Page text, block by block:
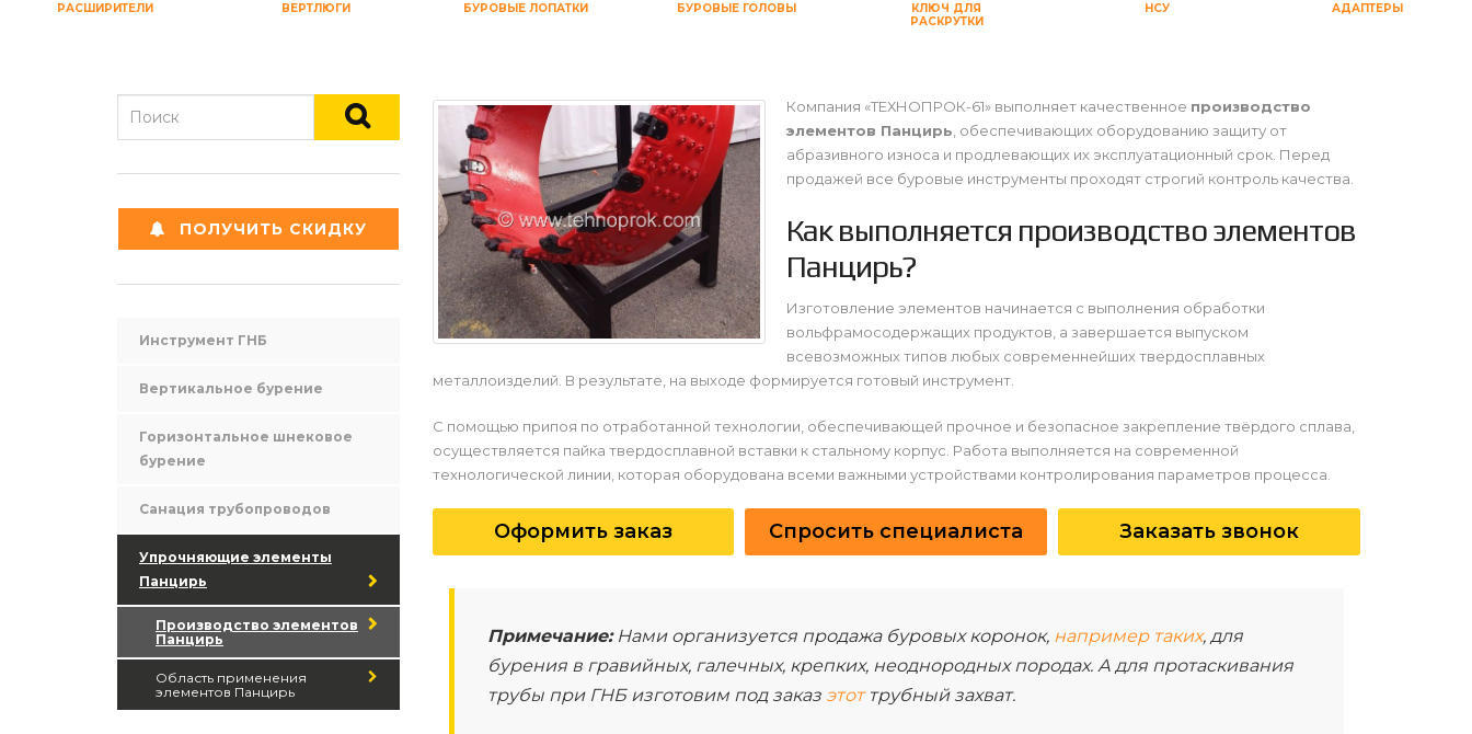
РАСШИРИТЕЛИ ВЕРТЛЮГИ БУРОВЫЕ ЛОПАТКИ БУРОВЫЕ ГОЛОВЫ
КЛЮЧ ДЛЯ
РАСКРУТКИ
НСУ АДАПТЕРЫ
Компания «ТЕХНОПРОК-61» выполняет качественное производство
элементов Панцирь , обеспечивающих оборудованию защиту от
абразивного износа и продлевающих их эксплуатационный срок. Перед
продажей все буровые инструменты проходят строгий контроль качества.
Как выполняется производство элементов
Панцирь?
Изготовление элементов начинается с выполнения обработки
вольфрамосодержащих продуктов, а завершается выпуском
всевозможных типов любых современнейших твердосплавных
металлоизделий. В результате, на выходе формируется готовый инструмент.
С помощью припоя по отработанной технологии, обеспечивающей прочное и безопасное закрепление твёрдого сплава,
осуществляется пайка твердосплавной вставки к стальному корпус. Работа выполняется на современной
технологической линии, которая оборудована всеми важными устройствами контролирования параметров процесса.
Оформить заказ Спросить специалиста Заказать звонок
Примечание:Нами организуется продажа буровых коронок, например таких, для
бурения в гравийных, галечных, крепких, неоднородных породах. А для протаскивания
трубы при ГНБ изготовим под заказ этоттрубный захват.
ПОЛУЧИТЬ СКИДКУ
Инструмент ГНБ
Вертикальное бурение
Горизонтальное шнековое
бурение
Санация трубопроводов
Упрочняющие элементы
Панцирь
Производство элементов
Панцирь
Область применения
элементов Панцирь